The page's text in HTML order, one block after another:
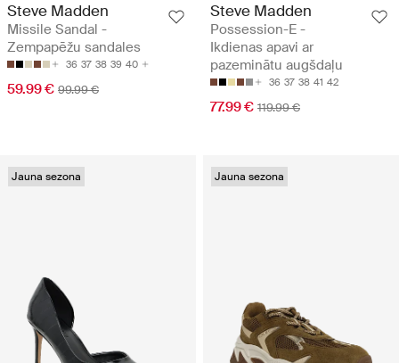
Steve Madden
Missile Sandal -
Zempapēžu sandales
36 37 38 39 40
59.99 € 99.99 €
Steve Madden
Possession-E -
Ikdienas apavi ar
pazeminātu augšdaļu
36 37 38 41 42
77.99 € 119.99 €
Jauna sezona Jauna sezona